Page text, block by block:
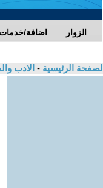
اضافة/خدمات الزوار
الصفحة الرئيسية - الادب